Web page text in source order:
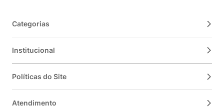
Categorias
Institucional
Políticas do Site
Atendimento